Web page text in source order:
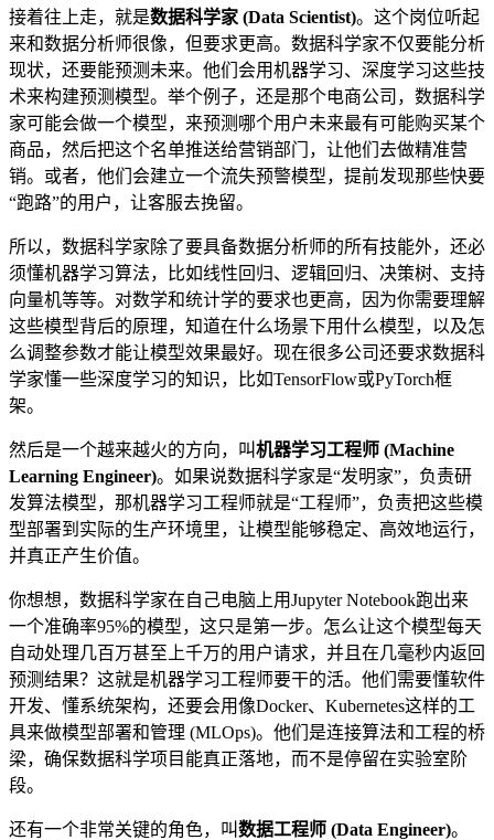
接着往上走，就是数据科学家 (Data Scientist)。这个岗位听起
来和数据分析师很像，但要求更高。数据科学家不仅要能分析
现状，还要能预测未来。他们会用机器学习、深度学习这些技
术来构建预测模型。举个例子，还是那个电商公司，数据科学
家可能会做一个模型，来预测哪个用户未来最有可能购买某个
商品，然后把这个名单推送给营销部门，让他们去做精准营
销。或者，他们会建立一个流失预警模型，提前发现那些快要
“跑路”的用户，让客服去挽留。
所以，数据科学家除了要具备数据分析师的所有技能外，还必
须懂机器学习算法，比如线性回归、逻辑回归、决策树、支持
向量机等等。对数学和统计学的要求也更高，因为你需要理解
这些模型背后的原理，知道在什么场景下用什么模型，以及怎
么调整参数才能让模型效果最好。现在很多公司还要求数据科
学家懂一些深度学习的知识，比如TensorFlow或PyTorch框
架。
然后是一个越来越火的方向，叫机器学习工程师 (Machine
Learning Engineer)。如果说数据科学家是“发明家”，负责研
发算法模型，那机器学习工程师就是“工程师”，负责把这些模
型部署到实际的生产环境里，让模型能够稳定、高效地运行，
并真正产生价值。
你想想，数据科学家在自己电脑上用Jupyter Notebook跑出来
一个准确率95%的模型，这只是第一步。怎么让这个模型每天
自动处理几百万甚至上千万的用户请求，并且在几毫秒内返回
预测结果？这就是机器学习工程师要干的活。他们需要懂软件
开发、懂系统架构，还要会用像Docker、Kubernetes这样的工
具来做模型部署和管理 (MLOps)。他们是连接算法和工程的桥
梁，确保数据科学项目能真正落地，而不是停留在实验室阶
段。
还有一个非常关键的角色，叫数据工程师 (Data Engineer)。